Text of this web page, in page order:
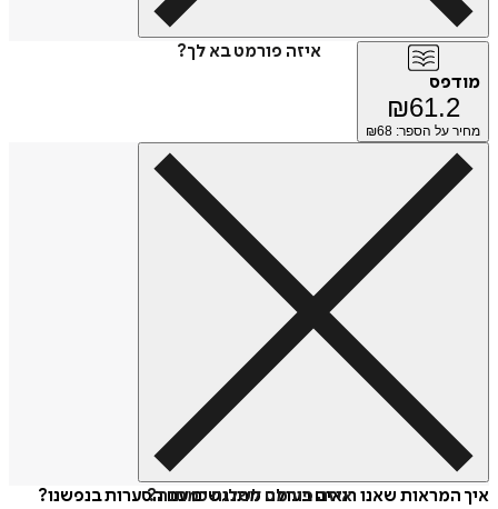
איזה פורמט בא לך?
מודפס
₪61.2
מחיר על הספר: ₪ 68
איזה פורמט לשלוח כמתנה?
איך המראות שאנו רואים בעולם מתנגשים עם הסערות בנפשנו?